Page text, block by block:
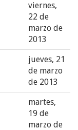
viernes,
22 de
marzo de
2013
jueves, 21
de marzo
de 2013
martes,
19 de
marzo de